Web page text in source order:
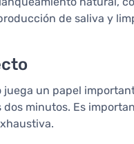
de saliva y
un papel
minutos. Es